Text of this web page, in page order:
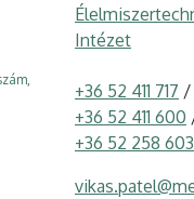
Intézet
+36 52 411 717 /
+36 52 411 600
+36 52 258 603